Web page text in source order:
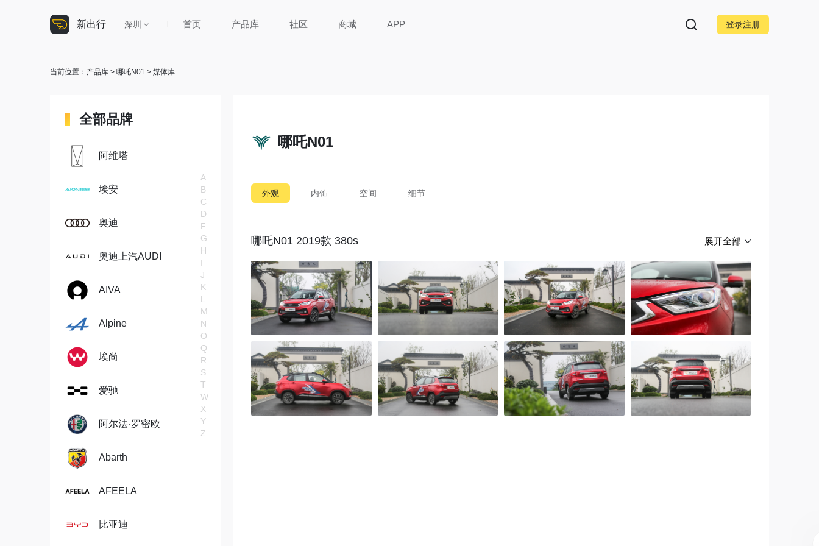
新出行 深圳 首页 产品库 社区 商城 APP 登录注册
当前位置： 产品库 > 哪吒N01 > 媒体库
全部品牌
A
B
C
D
F
G
H
I
J
K
L
M
N
O
Q
R
S
T
W
X
Y
Z
阿维塔
埃安
奥迪
奥迪上汽AUDI
AIVA
Alpine
埃尚
爱驰
阿尔法·罗密欧
Abarth
AFEELA
比亚迪
哪吒N01
外观 内饰 空间 细节
哪吒N01 2019款 380s 展开全部